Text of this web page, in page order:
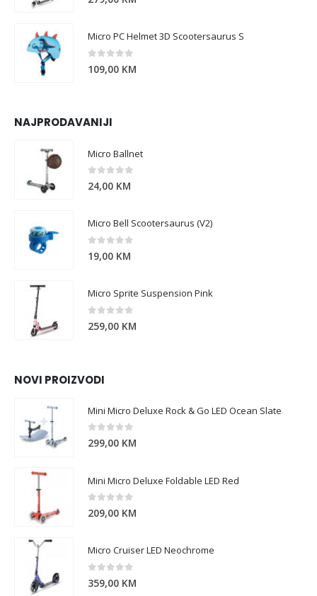
Micro PC Helmet 3D Scootersaurus S
109,00 KM
NAJPRODAVANIJI
Micro Ballnet
0 out of 5
24,00 KM
Micro Bell Scootersaurus (V2)
0 out of 5
19,00 KM
Micro Sprite Suspension Pink
0out of 5
259,00 KM
NOVI PROIZVODI
Mini Micro Deluxe Rock & Go LED Ocean Slate
0 out of 5
299,00 KM
Mini Micro Deluxe Foldable LED Red
0 out of 5
209,00 KM
Micro Cruiser LED Neochrome
0out of 5
359,00 KM